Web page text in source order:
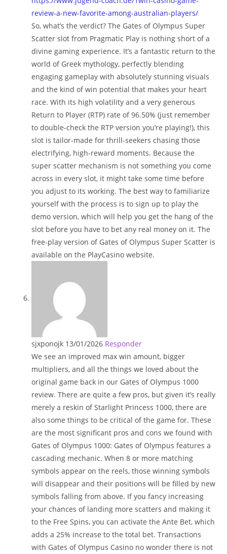
review-a-new-favorite-among-australian-players/
So, what’s the verdict? The Gates of Olympus Super
Scatter slot from Pragmatic Play is nothing short of a
divine gaming experience. It’s a fantastic return to the
world of Greek mythology, perfectly blending
engaging gameplay with absolutely stunning visuals
and the kind of win potential that makes your heart
race. With its high volatility and a very generous
Return to Player (RTP) rate of 96.50% (just remember
to double-check the RTP version you’re playing!), this
slot is tailor-made for thrill-seekers chasing those
electrifying, high-reward moments. Because the
super scatter mechanism is not something you come
across in every slot, it might take some time before
you adjust to its working. The best way to familiarize
yourself with the process is to sign up to play the
demo version, which will help you get the hang of the
slot before you have to bet any real money on it. The
free-play version of Gates of Olympus Super Scatter is
available on the PlayCasino website.
sjxponojk 13/01/2026 Responder
We see an improved max win amount, bigger
multipliers, and all the things we loved about the
original game back in our Gates of Olympus 1000
review. There are quite a few pros, but given it’s really
merely a reskin of Starlight Princess 1000, there are
also some things to be critical of the game for. These
are the most significant pros and cons we found with
Gates of Olympus 1000: Gates of Olympus features a
cascading mechanic. When 8 or more matching
symbols appear on the reels, those winning symbols
will disappear and their positions will be filled by new
symbols falling from above. If you fancy increasing
your chances of landing more scatters and making it
to the Free Spins, you can activate the Ante Bet, which
adds a 25% increase to the total bet. Transactions
with Gates of Olympus Casino no wonder there is not